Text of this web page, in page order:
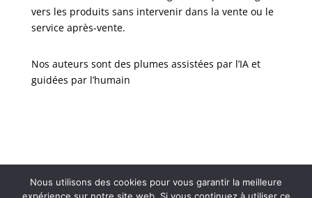
vers les produits sans intervenir dans la vente ou le
service après-vente.
Nos auteurs sont des plumes assistées par l’IA et
guidées par l’humain
Nous utilisons des cookies pour vous garantir la meilleure